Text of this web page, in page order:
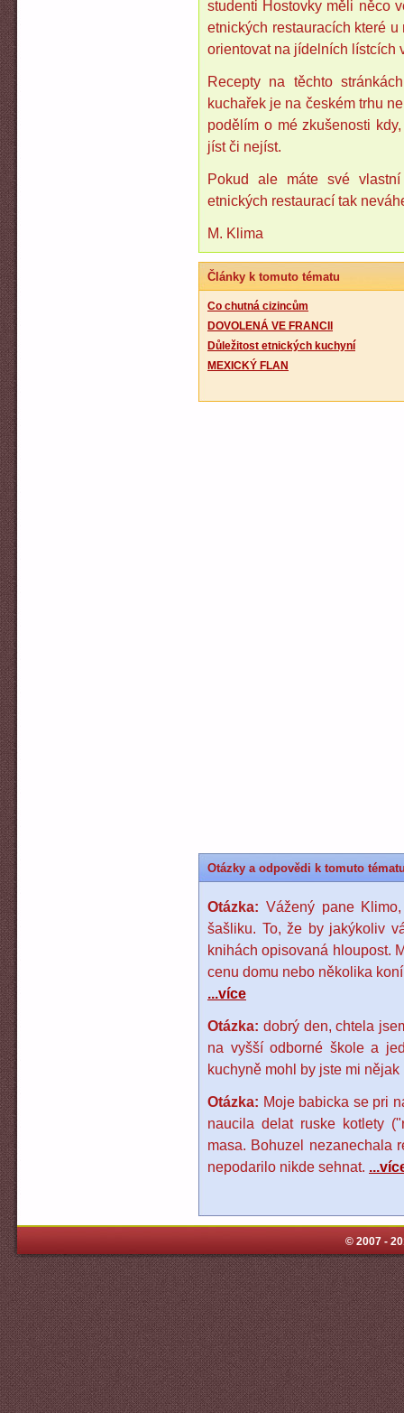
studenti Hostovky měli něco
etnických restauracích které
orientovat na jídelních lístcích
Recepty na těchto
kuchařek je na českém trhu
podělím o mé zkušenosti
jíst či nejíst.
Pokud ale máte své
etnických restaurací tak
M. Klima
Články k tomuto tématu
Co chutná cizincům
DOVOLENÁ VE FRANCII
Důležitost etnických kuchyní
MEXICKÝ FLAN
Otázky a odpovědi k tomuto
Otázka: Vážený pane
šašliku. To, že by jakýkoliv
knihách opisovaná hloupost.
cenu domu nebo několika
...více
Otázka: dobrý den, chtela
na vyšší odborné škole a
kuchyně mohl by jste mi
Otázka: Moje babicka se pri
naucila delat ruske kotlety
masa. Bohuzel nezanechala
nepodarilo nikde sehnat.
© 2007 -